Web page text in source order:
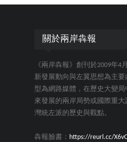
關於兩岸犇報
《兩岸犇報》創刊於2009年4
新發展動向與左翼思想為主
型為網路媒體，在歷史大變
來發展的兩岸局勢或國際重
灣統左派的歷史與觀點。
犇報臉書： https://reurl.cc/